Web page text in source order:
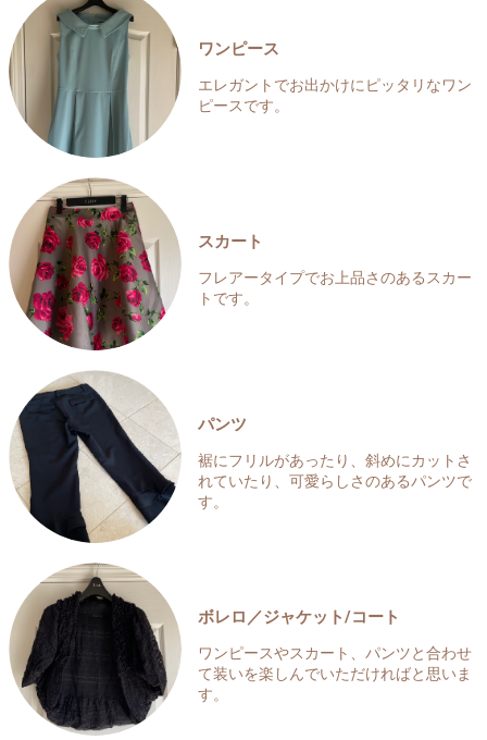
ワンピース
エレガントでお出かけにピッタリなワン
ピースです。
スカート
フレアータイプでお上品さのあるスカー
トです。
パンツ
裾にフリルがあったり、斜めにカットさ
れていたり、可愛らしさのあるパンツで
す。
ボレロ／ジャケット/コート
ワンピースやスカート、パンツと合わせ
て装いを楽しんでいただければと思いま
す。